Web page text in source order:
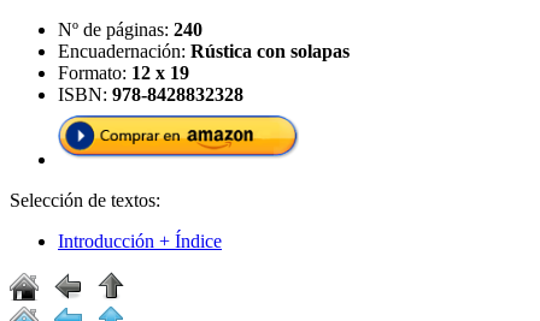
Nº de páginas: 240
Encuadernación: Rústica con solapas
Formato: 12 x 19
ISBN: 978-8428832328
Selección de textos:
Introducción + Índice